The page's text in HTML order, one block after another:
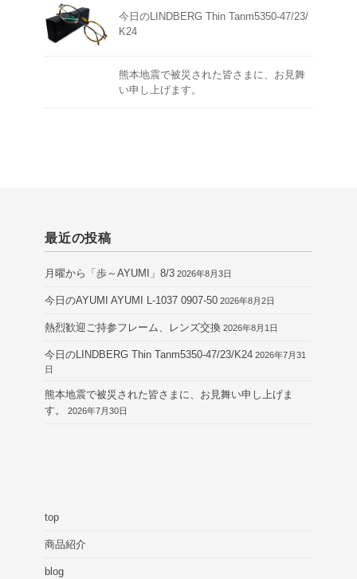
今日のLINDBERG Thin Tanm5350-47/23/
K24
熊本地震で被災された皆さまに、お見舞
い申し上げます。
最近の投稿
月曜から「歩～AYUMI」8/3 2026年8月3日
今日のAYUMI AYUMI L-1037 0907-50 2026年8月2日
熱烈歓迎ご持参フレーム、レンズ交換 2026年8月1日
今日のLINDBERG Thin Tanm5350-47/23/K24 2026年7月31
日
熊本地震で被災された皆さまに、お見舞い申し上げま
す。
2026年7月30日
top
商品紹介
blog